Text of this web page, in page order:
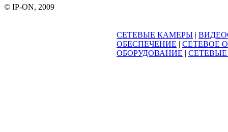
© IP-ON, 2009
СЕТЕВЫЕ КАМЕРЫ |
ОБЕСПЕЧЕНИЕ | СЕТЕВОЕ
ОБОРУДОВАНИЕ |